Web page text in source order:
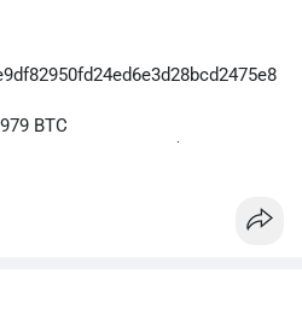
BTC
khoản tức thời. Hành vi này có